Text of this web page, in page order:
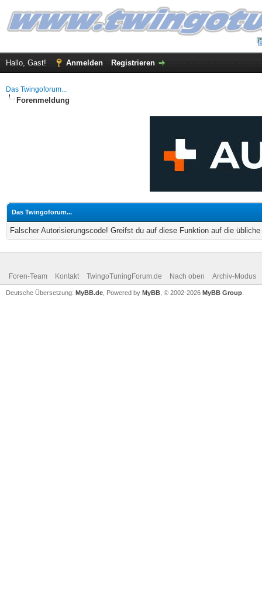
Hallo, Gast! Anmelden Registrieren
Das Twingoforum...
Forenmeldung
Das Twingoforum...
Falscher Autorisierungscode! Greifst du auf diese Funktion auf die
Foren-Team Kontakt TwingoTuningForum.de Nach oben Archiv-Modus
Deutsche Übersetzung: MyBB.de , Powered by MyBB , © 2002-2026 MyBB Group